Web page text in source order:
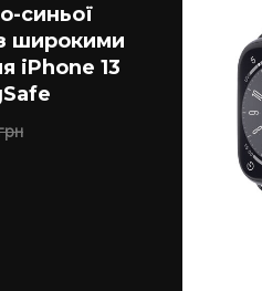
нашого клієнта, тому із
синьої
широкими
iPhone 13